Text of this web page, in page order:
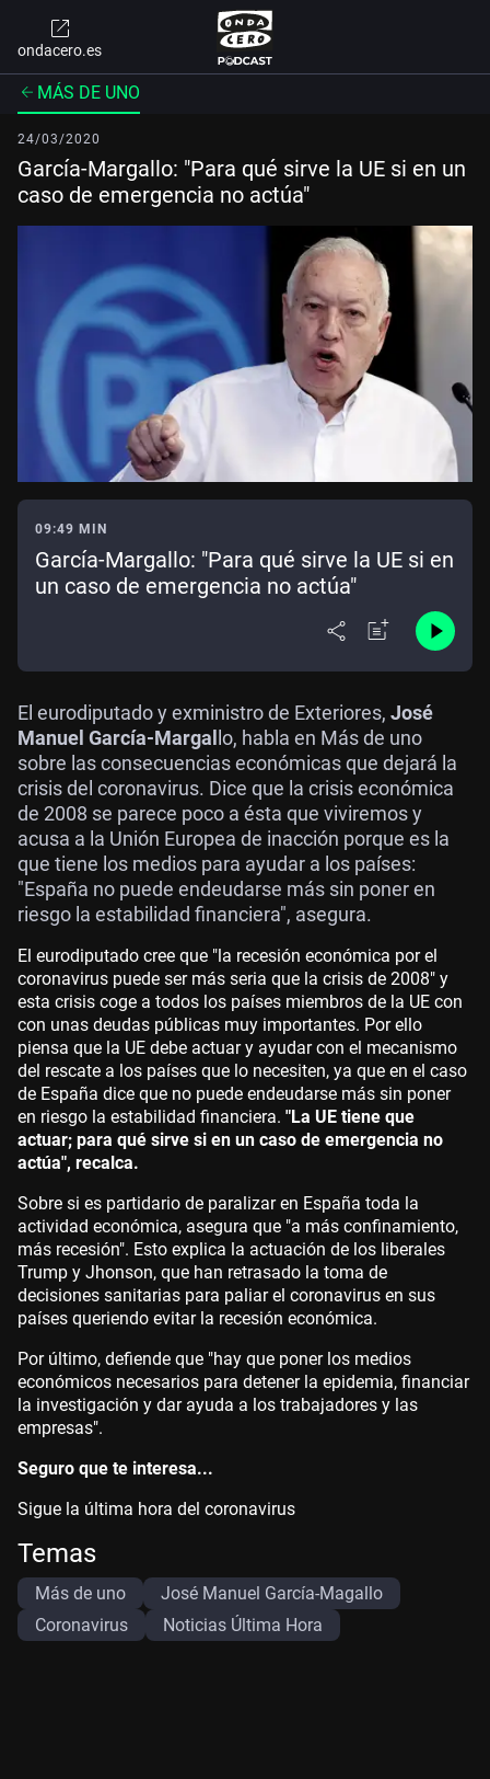
ondacero.es
MÁS DE UNO
24/03/2020
García-Margallo: "Para qué sirve la UE si en un
caso de emergencia no actúa"
09:49 MIN
García-Margallo: "Para qué sirve la UE si en
un caso de emergencia no actúa"
El eurodiputado y exministro de Exteriores, José
Manuel García-Margal lo, habla en Más de uno
sobre las consecuencias económicas que dejará la
crisis del coronavirus. Dice que la crisis económica
de 2008 se parece poco a ésta que viviremos y
acusa a la Unión Europea de inacción porque es la
que tiene los medios para ayudar a los países:
"España no puede endeudarse más sin poner en
riesgo la estabilidad financiera", asegura.
El eurodiputado cree que "la recesión económica por el
coronavirus puede ser más seria que la crisis de 2008" y
esta crisis coge a todos los países miembros de la UE con
con unas deudas públicas muy importantes. Por ello
piensa que la UE debe actuar y ayudar con el mecanismo
del rescate a los países que lo necesiten, ya que en el caso
de España dice que no puede endeudarse más sin poner
en riesgo la estabilidad financiera. "La UE tiene que
actuar; para qué sirve si en un caso de emergencia no
actúa", recalca.
Sobre si es partidario de paralizar en España toda la
actividad económica, asegura que "a más confinamiento,
más recesión". Esto explica la actuación de los liberales
Trump y Jhonson, que han retrasado la toma de
decisiones sanitarias para paliar el coronavirus en sus
países queriendo evitar la recesión económica.
Por último, defiende que "hay que poner los medios
económicos necesarios para detener la epidemia, financiar
la investigación y dar ayuda a los trabajadores y las
empresas".
Seguro que te interesa...
Sigue la última hora del coronavirus
Temas
Más de uno
José Manuel García-Magallo
Coronavirus
Noticias Última Hora